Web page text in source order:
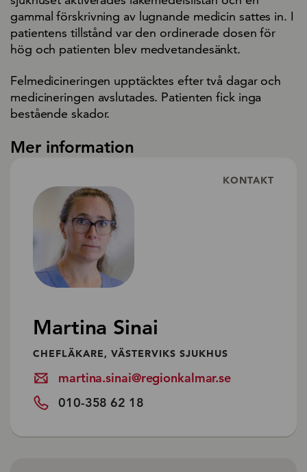
gammal förskrivning av lugnande medicin sattes in. I
patientens tillstånd var den ordinerade dosen för
hög och patienten blev medvetandesänkt.
Felmedicineringen upptäcktes efter två dagar och
medicineringen avslutades. Patienten fick inga
bestående skador.
Mer information
KONTAKT
Martina Sinai
CHEFLÄKARE, VÄSTERVIKS SJUKHUS
martina.sinai@regionkalmar.se
010-358 62 18